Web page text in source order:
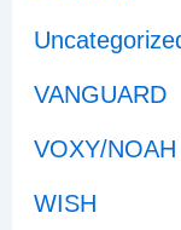
VANGUARD
VOXY/NOAH
WISH